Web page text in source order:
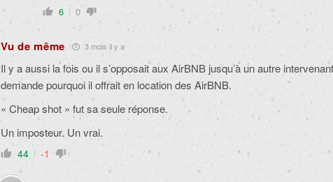
6 0
Vu de même 3 mois il y a
Il y a aussi la fois ou il s’opposait aux AirBNB jusqu’à un autre
demande pourquoi il offrait en location des AirBNB.
« Cheap shot » fut sa seule réponse.
Un imposteur. Un vrai.
44 -1